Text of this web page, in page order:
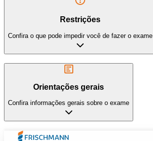
Restrições
Confira o que pode impedir você de fazer o exame
Orientações gerais
Confira informações gerais sobre o exame